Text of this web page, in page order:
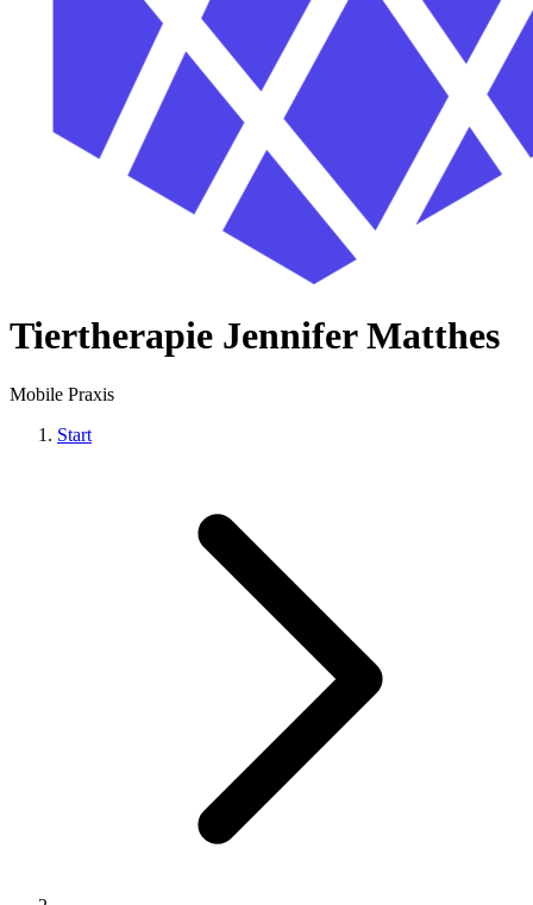
Tiertherapie Jennifer Matthes
Mobile Praxis
Start